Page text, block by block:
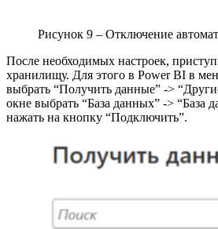
Рисунок 9 – Отключение
После необходимых настроек,
хранилищу. Для этого в Power BI в
выбрать “Получить данные” ->
окне выбрать “База данных” -> “База
нажать на кнопку “Подключить”.